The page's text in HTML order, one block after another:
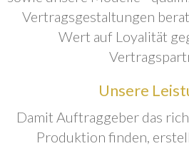
Vertragsgestaltungen
Wert auf Loyalität
Unsere
Damit Auftraggeber das
Produktion finden,